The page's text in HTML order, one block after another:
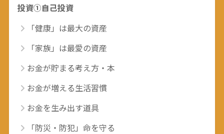
投資①自己投資
「健康」は最大の資産
「家族」は最愛の資産
お金が貯まる考え方・本
お金が増える生活習慣
お金を生み出す道具
「防災・防犯」命を守る